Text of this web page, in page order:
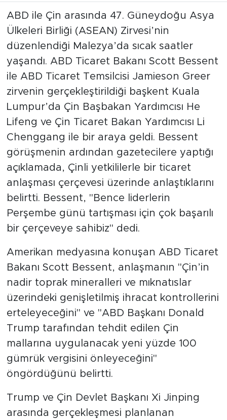
ABD ile Çin arasında 47. Güneydoğu Asya
Ülkeleri Birliği (ASEAN) Zirvesi’nin
düzenlendiği Malezya’da sıcak saatler
yaşandı. ABD Ticaret Bakanı Scott Bessent
ile ABD Ticaret Temsilcisi Jamieson Greer
zirvenin gerçekleştirildiği başkent Kuala
Lumpur’da Çin Başbakan Yardımcısı He
Lifeng ve Çin Ticaret Bakan Yardımcısı Li
Chenggang ile bir araya geldi. Bessent
görüşmenin ardından gazetecilere yaptığı
açıklamada, Çinli yetkililerle bir ticaret
anlaşması çerçevesi üzerinde anlaştıklarını
belirtti. Bessent, "Bence liderlerin
Perşembe günü tartışması için çok başarılı
bir çerçeveye sahibiz" dedi.
Amerikan medyasına konuşan ABD Ticaret
Bakanı Scott Bessent, anlaşmanın "Çin’in
nadir toprak mineralleri ve mıknatıslar
üzerindeki genişletilmiş ihracat kontrollerini
erteleyeceğini" ve "ABD Başkanı Donald
Trump tarafından tehdit edilen Çin
mallarına uygulanacak yeni yüzde 100
gümrük vergisini önleyeceğini"
öngördüğünü belirtti.
Trump ve Çin Devlet Başkanı Xi Jinping
arasında gerçekleşmesi planlanan